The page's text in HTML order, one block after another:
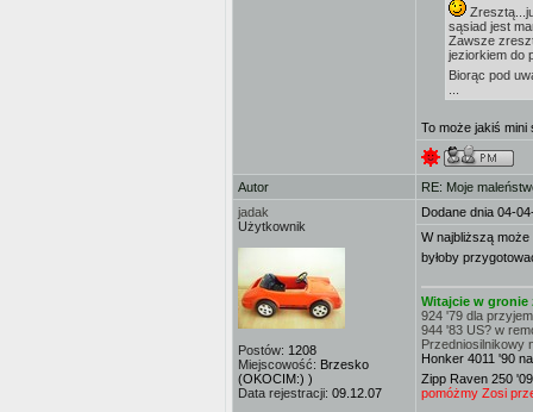
sąsiad jest
Zawsze
jeziorkiem do
Biorąc pod
To może jakiś
Autor
RE: Moje
jadak
Użytkownik
Postów: 1208
Miejscowość: Brzesko
(OKOCIM:) )
Data rejestracji: 09.12.07
Dodane dnia 04-
W najbliższą
byłoby
Witajcie w
924 '79 dla
944 '83 US? w
Przedniosilnikowy
Honker 4011 '90
Zipp Raven 250
pomóżmy Zosi